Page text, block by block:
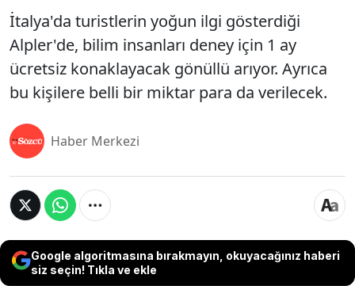
İtalya'da turistlerin yoğun ilgi gösterdiği
Alpler'de, bilim insanları deney için 1 ay
ücretsiz konaklayacak gönüllü arıyor. Ayrıca
bu kişilere belli bir miktar para da verilecek.
Haber Merkezi
Google algoritmasına bırakmayın, okuyacağınız haberi
siz seçin! Tıkla ve ekle